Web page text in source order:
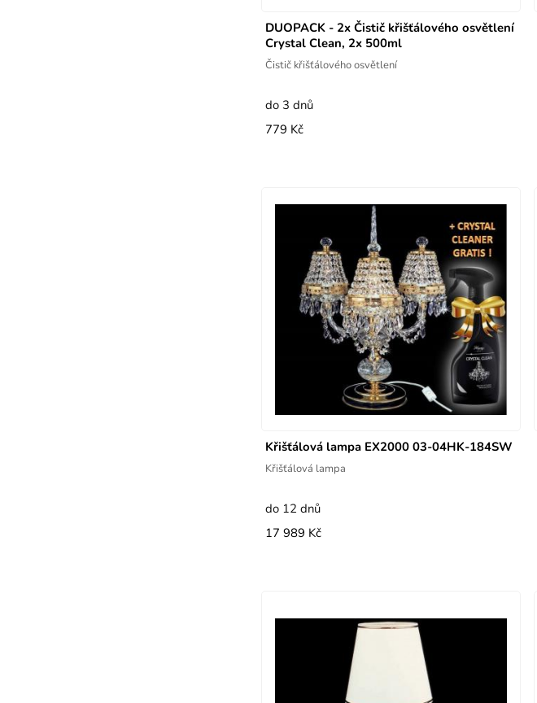
DUOPACK - 2x Čistič křišťálového osvětlení
Crystal Clean, 2x 500ml
Čistič křišťálového osvětlení
do 3 dnů
779 Kč
Křišťálová lampa EX2000 03-04HK-184SW
Křišťálová lampa
do 12 dnů
17 989 Kč